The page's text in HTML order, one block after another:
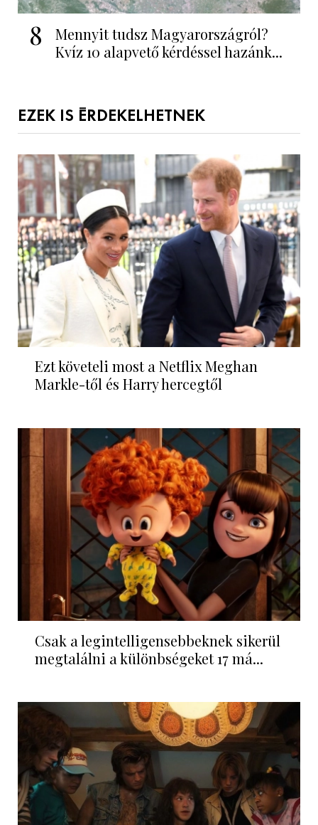
8
Mennyit tudsz Magyarországról?
Kvíz 10 alapvető kérdéssel hazánk...
EZEK IS ÉRDEKELHETNEK
Ezt követeli most a Netflix Meghan
Markle-től és Harry hercegtől
Csak a legintelligensebbeknek sikerül
megtalálni a különbségeket 17 má...